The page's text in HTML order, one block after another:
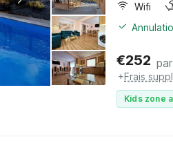
Wifi
€252
+Frais
Kids zone